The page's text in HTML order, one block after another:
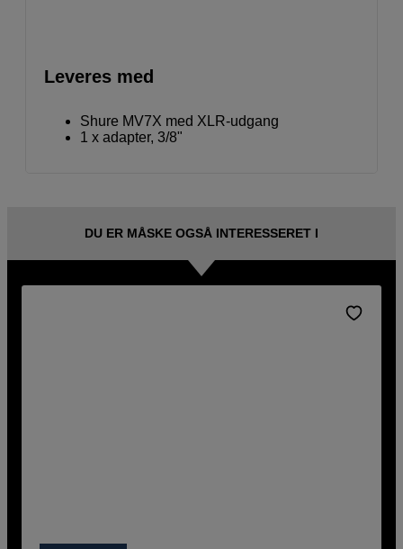
Leveres med
Shure MV7X med XLR-udgang
1 x adapter, 3/8"
DU ER MÅSKE OGSÅ INTERESSERET I